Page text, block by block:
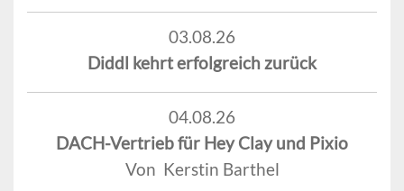
03.08.26
Diddl kehrt erfolgreich zurück
04.08.26
DACH-Vertrieb für Hey Clay und Pixio
Von Kerstin Barthel